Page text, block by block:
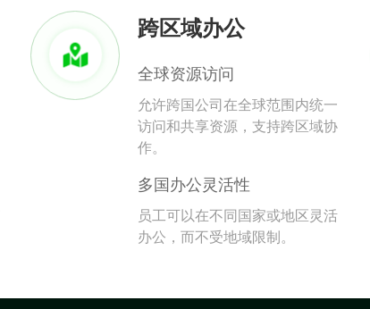
跨区域办公
全球资源访问
允许跨国公司在全球范围内统一
访问和共享资源，支持跨区域协
作。
多国办公灵活性
员工可以在不同国家或地区灵活
办公，而不受地域限制。